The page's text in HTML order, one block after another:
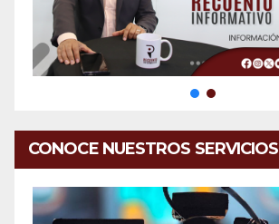
CONOCE NUESTROS SERVICIOS